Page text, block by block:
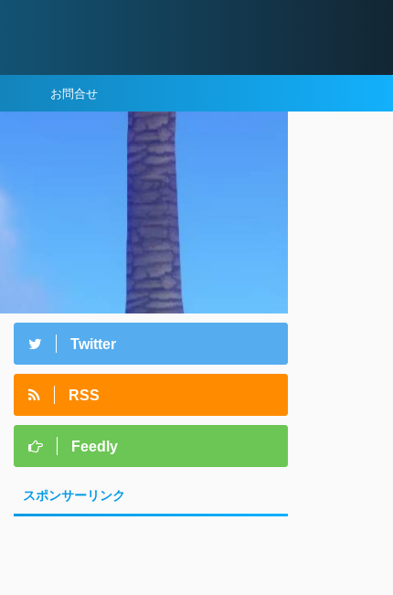
お問合せ
Twitter
RSS
Feedly
スポンサーリンク